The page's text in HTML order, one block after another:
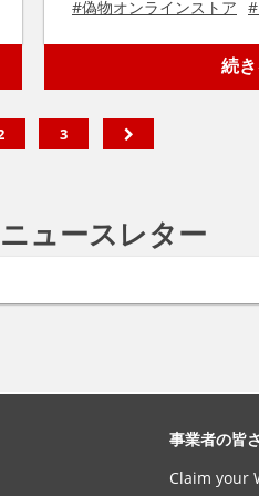
#偽物オンラインストア #
続
3
ュースレター
事業者の皆
Claim your